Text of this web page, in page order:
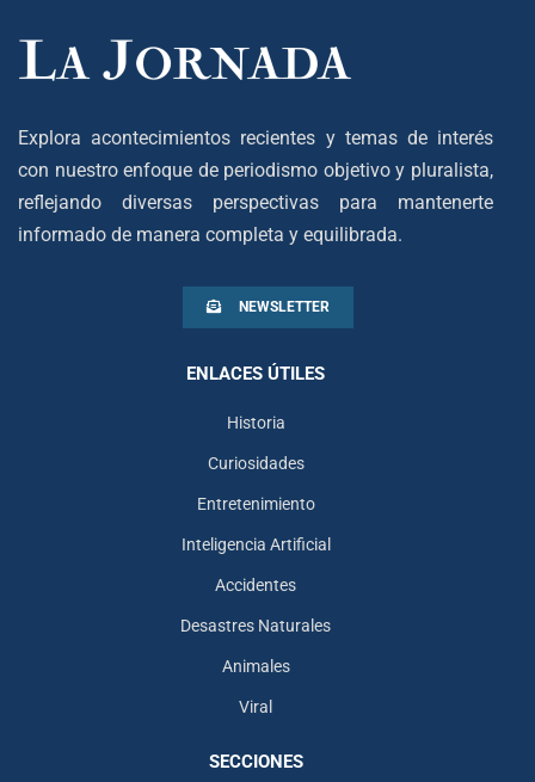
Explora acontecimientos recientes y temas de interés
con nuestro enfoque de periodismo objetivo y pluralista,
reflejando diversas perspectivas para mantenerte
informado de manera completa y equilibrada.
NEWSLETTER
ENLACES ÚTILES
Historia
Curiosidades
Entretenimiento
Inteligencia Artificial
Accidentes
Desastres Naturales
Animales
Viral
SECCIONES